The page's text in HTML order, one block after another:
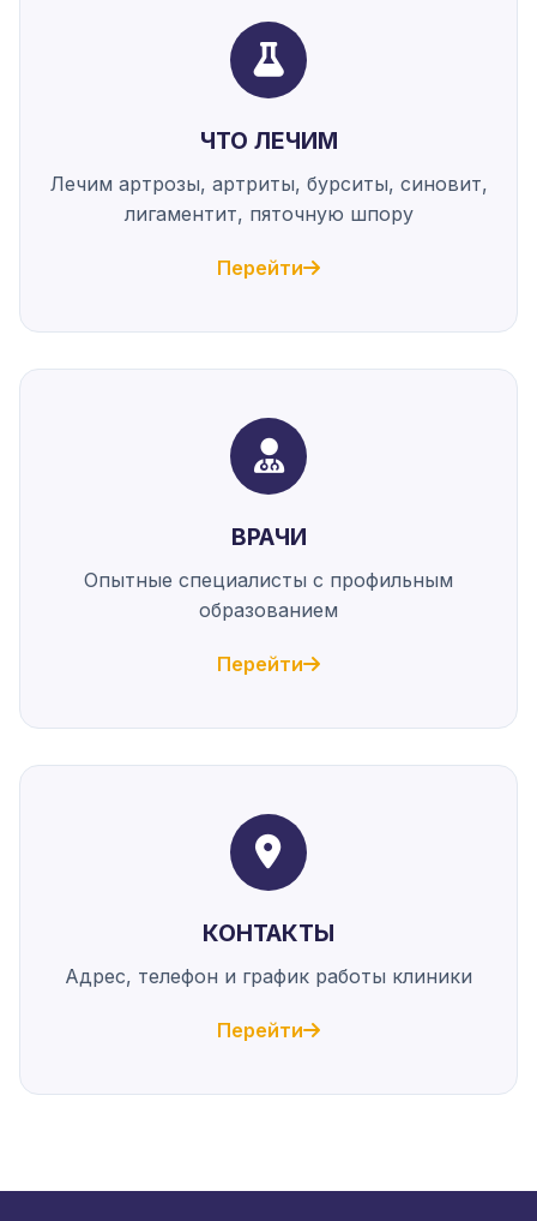
ЧТО ЛЕЧИМ
Лечим артрозы, артриты, бурситы, синовит,
лигаментит, пяточную шпору
Перейти
ВРАЧИ
Опытные специалисты с профильным
образованием
Перейти
КОНТАКТЫ
Адрес, телефон и график работы клиники
Перейти